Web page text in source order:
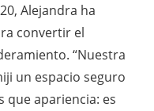
e
n
M
Alejandra ha
convertir el
“Nuestra
un espacio seguro
que apariencia: es